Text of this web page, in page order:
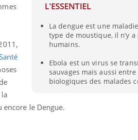
L'ESSENTIEL
La dengue est une
type de moustique, il n’y
humains.
Ebola est un virus se
sauvages mais aussi
biologiques des malades
le Dengue.
Comment gérer le
sommeil des enfants en
vacances ?
Bilan prévention : ce que
les kinés pourront
bientôt faire